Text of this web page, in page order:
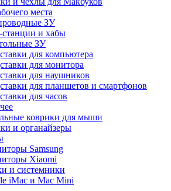
места
ЗУ
и хабы
ЗУ
для компьютера
для монитора
для наушников
для планшетов и смартфонов
для часов
коврики для мыши
и органайзеры
Samsung
Xiaomi
и системники
iMac и Mac Mini